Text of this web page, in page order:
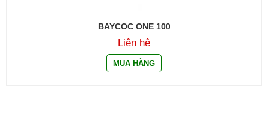
BAYCOC ONE 100
Liên hệ